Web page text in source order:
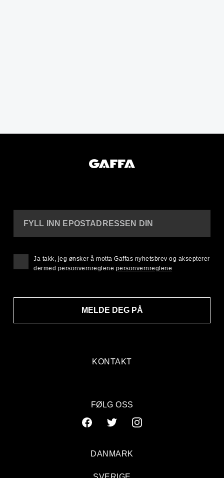
KONTAKT
FYLL INN EPOSTADRESSEN DIN
MELDE DEG PÅ
Ja takk, jeg ønsker å motta Gaffas nyhetsbrev og aksepterer
dermed personvernreglene personvernreglene
FØLG OSS
DANMARK